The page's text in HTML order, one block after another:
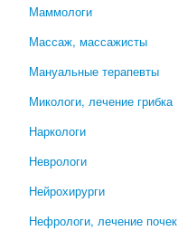
Маммологи
Массаж, массажисты
Мануальные терапевты
Микологи, лечение грибка
Наркологи
Неврологи
Нейрохирурги
Нефрологи, лечение почек